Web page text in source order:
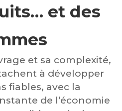
et des
et sa complexité,
à développer
fiables, avec la
de l’économie